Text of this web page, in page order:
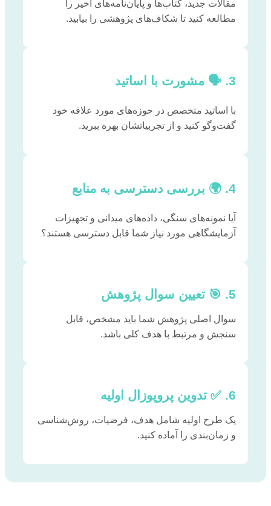
مقالات جدید، کتاب‌ها و پایان‌نامه‌های اخیر را
مطالعه کنید تا شکاف‌های پژوهشی را بیابید.
3. 🗣️ مشورت با اساتید
با اساتید متخصص در حوزه‌های مورد علاقه خود
گفت‌وگو کنید و از تجربیاتشان بهره ببرید.
4. 🌍 بررسی دسترسی به منابع
آیا نمونه‌های سنگی، داده‌های میدانی و تجهیزات
آزمایشگاهی مورد نیاز شما قابل دسترسی هستند؟
5. 🎯 تعیین سوال پژوهش
سوال اصلی پژوهش شما باید مشخص، قابل
سنجش و مرتبط با هدف کلی باشد.
6. ✅ تدوین پروپوزال اولیه
یک طرح اولیه شامل هدف، فرضیات، روش‌شناسی
و زمان‌بندی را آماده کنید.